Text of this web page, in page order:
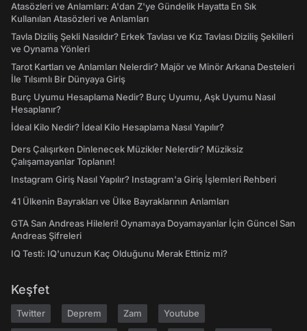
Atasözleri ve Anlamları: A'dan Z'ye Gündelik Hayatta En Sık
Kullanılan Atasözleri ve Anlamları
Tavla Diziliş Şekli Nasıldır? Erkek Tavlası ve Kız Tavlası Diziliş Şekilleri
ve Oynama Yönleri
Tarot Kartları ve Anlamları Nelerdir? Majör ve Minör Arkana Desteleri
İle Tılsımlı Bir Dünyaya Giriş
Burç Uyumu Hesaplama Nedir? Burç Uyumu, Aşk Uyumu Nasıl
Hesaplanır?
İdeal Kilo Nedir? İdeal Kilo Hesaplama Nasıl Yapılır?
Ders Çalışırken Dinlenecek Müzikler Nelerdir? Müziksiz
Çalışamayanlar Toplanın!
Instagram Giriş Nasıl Yapılır? Instagram'a Giriş İşlemleri Rehberi
41 Ülkenin Bayrakları ve Ülke Bayraklarının Anlamları
GTA San Andreas Hileleri! Oynamaya Doyamayanlar İçin Güncel San
Andreas Şifreleri
IQ Testi: IQ'unuzun Kaç Olduğunu Merak Ettiniz mi?
Keşfet
Twitter Deprem Zam Youtube